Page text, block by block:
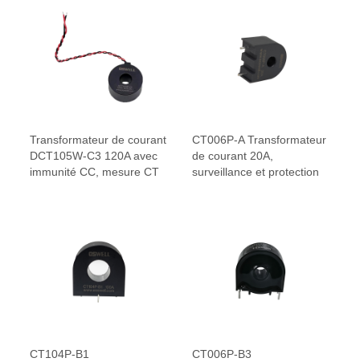
Transformateur de courant
DCT105W-C3 120A avec
immunité CC, mesure CT
CT006P-A Transformateur
de courant 20A,
surveillance et protection
CT104P-B1
CT006P-B3